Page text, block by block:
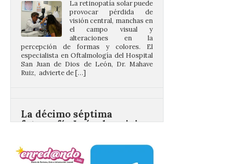
el campo visual y
alteraciones en la
percepción de formas y colores. El
especialista en Oftalmología del Hospital
San Juan de Dios de León, Dr. Mahave
Ruiz, advierte de […]
nos llega desde la
carretera CL 626 con
6 Ago 2026